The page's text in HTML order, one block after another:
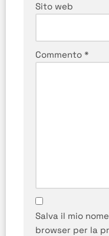
Sito web
Commento *
Salva il mio
browser per la